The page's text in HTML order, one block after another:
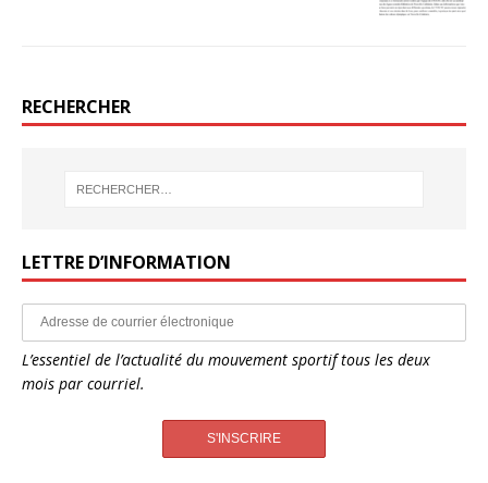
RECHERCHER
LETTRE D’INFORMATION
L’essentiel de l’actualité du mouvement sportif tous les deux
mois par courriel.